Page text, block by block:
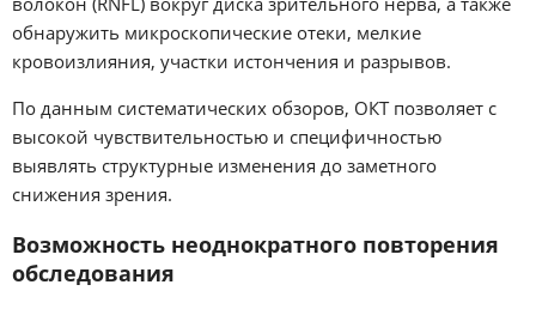
обнаружить микроскопические отеки, мелкие
кровоизлияния, участки истончения и разрывов.
По данным систематических обзоров, ОКТ позволяет с
высокой чувствительностью и специфичностью
выявлять структурные изменения до заметного
снижения зрения.
Возможность неоднократного повторения
обследования